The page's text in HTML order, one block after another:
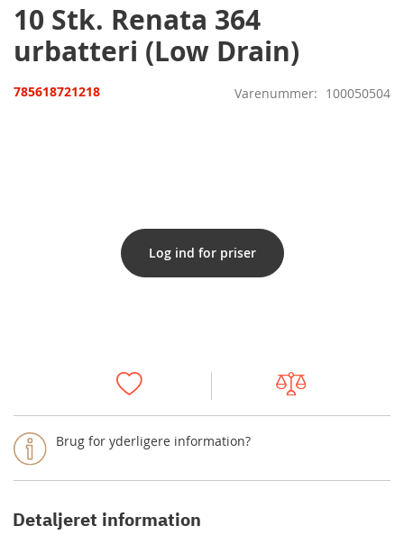
10 Stk. Renata 364
urbatteri (Low Drain)
Brug for yderligere information?
785618721218 Varenummer 100050504
Log ind for priser
Detaljeret information